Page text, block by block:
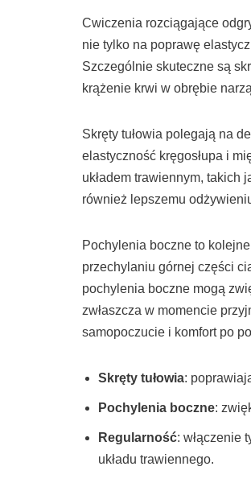
Cwiczenia rozciągające
nie tylko na poprawę
Szczególnie skuteczne są
krążenie krwi w obrębie
Skręty tułowia polegają na
elastyczność kręgosłupa i
układem trawiennym, takich
również lepszemu
Pochylenia boczne to
przechylaniu górnej części
pochylenia boczne mogą
zwłaszcza w momencie
samopoczucie i komfort po
Skręty tułowia:
Pochylenia boczne:
Regularność: włączenie
układu trawiennego.